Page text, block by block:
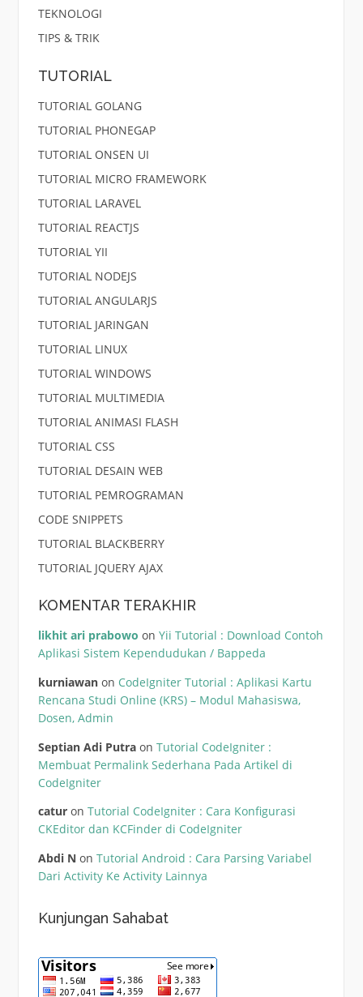
TEKNOLOGI
TIPS & TRIK
TUTORIAL
TUTORIAL GOLANG
TUTORIAL PHONEGAP
TUTORIAL ONSEN UI
TUTORIAL MICRO FRAMEWORK
TUTORIAL LARAVEL
TUTORIAL REACTJS
TUTORIAL YII
TUTORIAL NODEJS
TUTORIAL ANGULARJS
TUTORIAL JARINGAN
TUTORIAL LINUX
TUTORIAL WINDOWS
TUTORIAL MULTIMEDIA
TUTORIAL ANIMASI FLASH
TUTORIAL CSS
TUTORIAL DESAIN WEB
TUTORIAL PEMROGRAMAN
CODE SNIPPETS
TUTORIAL BLACKBERRY
TUTORIAL JQUERY AJAX
KOMENTAR TERAKHIR
likhit ari prabowo on Yii Tutorial : Download Contoh
Aplikasi Sistem Kependudukan / Bappeda
kurniawanon CodeIgniter Tutorial : Aplikasi Kartu
Rencana Studi Online (KRS) – Modul Mahasiswa,
Dosen, Admin
Septian Adi Putraon Tutorial CodeIgniter :
Membuat Permalink Sederhana Pada Artikel di
CodeIgniter
caturon Tutorial CodeIgniter : Cara Konfigurasi
CKEditor dan KCFinder di CodeIgniter
Abdi N on Tutorial Android : Cara Parsing Variabel
Dari Activity Ke Activity Lainnya
Kunjungan Sahabat